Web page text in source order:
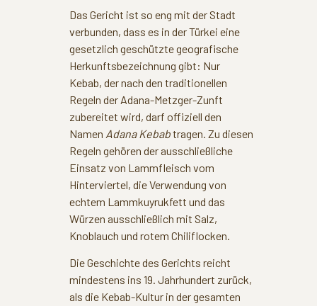
Das Gericht ist so eng mit der Stadt
verbunden, dass es in der Türkei eine
gesetzlich geschützte geografische
Herkunftsbezeichnung gibt: Nur
Kebab, der nach den traditionellen
Regeln der Adana-Metzger-Zunft
zubereitet wird, darf offiziell den
Namen Adana Kebabtragen. Zu diesen
Regeln gehören der ausschließliche
Einsatz von Lammfleisch vom
Hinterviertel, die Verwendung von
echtem Lammkuyrukfett und das
Würzen ausschließlich mit Salz,
Knoblauch und rotem Chiliflocken.
Die Geschichte des Gerichts reicht
mindestens ins 19. Jahrhundert zurück,
als die Kebab-Kultur in der gesamten